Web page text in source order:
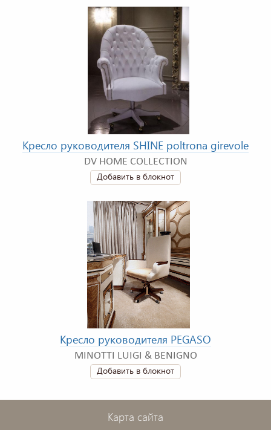
Кресло руководителя SHINE poltrona girevole
DV HOME COLLECTION
Добавить в блокнот
Кресло руководителя PEGASO
MINOTTI LUIGI & BENIGNO
Добавить в блокнот
Карта сайта